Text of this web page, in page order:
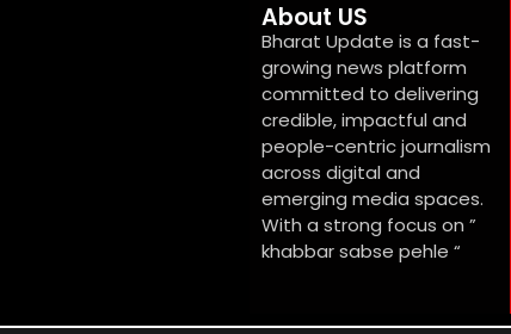
About US
Bharat Update is a fast-
growing news platform
committed to delivering
credible, impactful and
people-centric journalism
across digital and
emerging media spaces.
With a strong focus on ”
khabbar sabse pehle “